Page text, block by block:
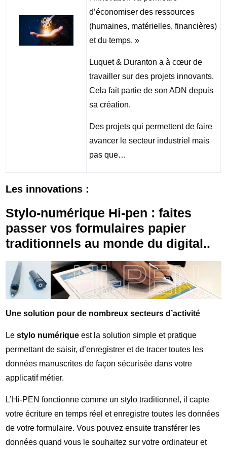
d’économiser des ressources
(humaines, matérielles, financières)
et du temps. »
Luquet & Duranton a à cœur de
travailler sur des projets innovants.
Cela fait partie de son ADN depuis
sa création.
Des projets qui permettent de faire
avancer le secteur industriel mais
pas que…
Les innovations :
Stylo-numérique Hi-pen : faites
passer vos formulaires papier
traditionnels au monde du digital..
Une solution pour de nombreux secteurs d’activité
Lestylo numérique est la solution simple et pratique
permettant de saisir, d’enregistrer et de tracer toutes les
données manuscrites de façon sécurisée dans votre
applicatif métier.
L’Hi-PEN fonctionne comme un stylo traditionnel, il capte
votre écriture en temps réel et enregistre toutes les données
de votre formulaire. Vous pouvez ensuite transférer les
données quand vous le souhaitez sur votre ordinateur et